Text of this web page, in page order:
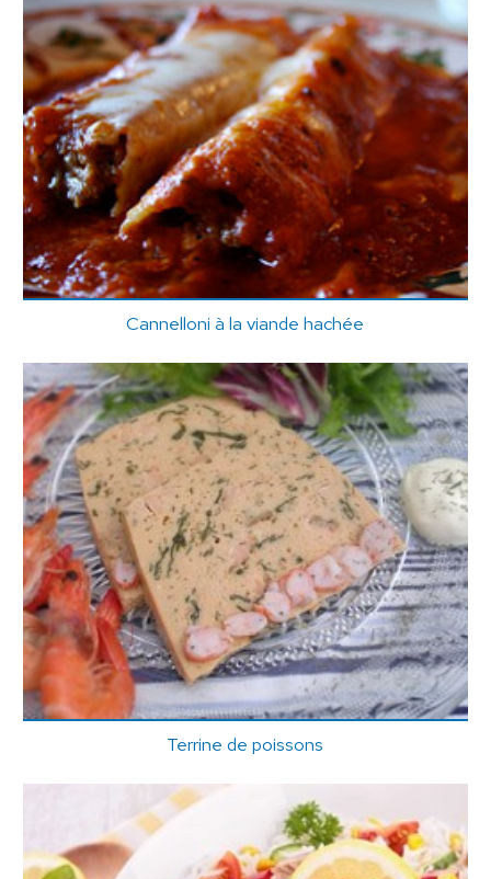
Cannelloni à la viande hachée
Terrine de poissons